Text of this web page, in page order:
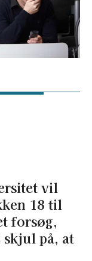
vil
18 til
forsøg,
på, at